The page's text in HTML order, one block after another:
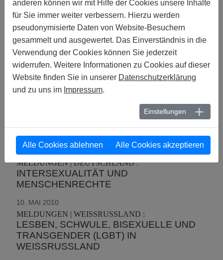
MELDUNGEN | IRAK :
DIE LAGE VON HOMOSEXUELLEN IM
IRAK
29. MAI 2010
MELDUNGEN | MALAWI :
PRÄSIDENT BEGNADIGT VERURTEILTES
PAAR
AMNESTY INTERNATIONAL REPORT
MELDUNGEN | DEUTSCHLAND :
INTERSEXUALITÄT UND
MENSCHENRECHTE
10. MAI 2010
MELDUNGEN | WEISSRUSSLAND :
LESBEN, SCHWULE, BISEXUELLE UND
TRANSGENDER (LGBT) IN
WEISSRUSSLAND
anderen können wir mit Hilfe der Cookies unsere Inhalte
für Sie immer weiter verbessern. Hierzu werden
pseudonymisierte Daten von Website-Besuchern
gesammelt und ausgewertet. Das Einverständnis in die
Verwendung der Cookies können Sie jederzeit
widerrufen. Weitere Informationen zu Cookies auf dieser
Website finden Sie in unserer Datenschutzerklärung
und zu uns im Impressum.
Einstellungen
Alle Cookies ablehnen Alle Cookies akzeptieren